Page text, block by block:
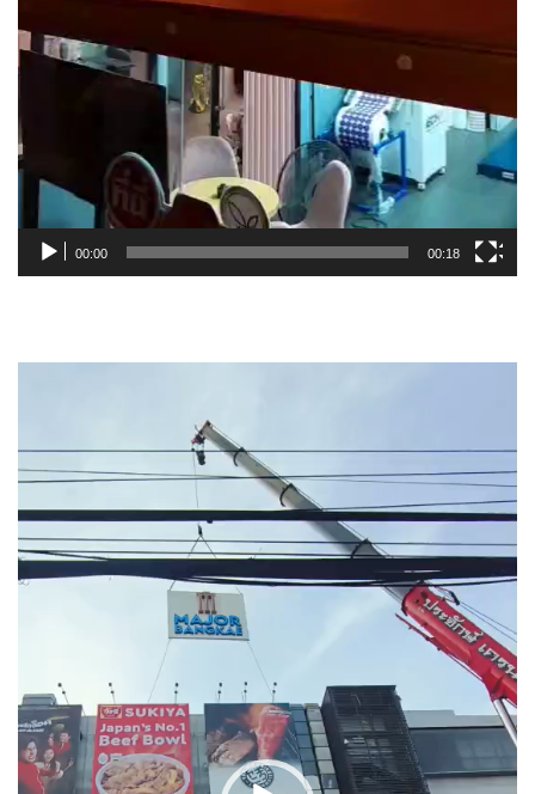
00:00 00:18